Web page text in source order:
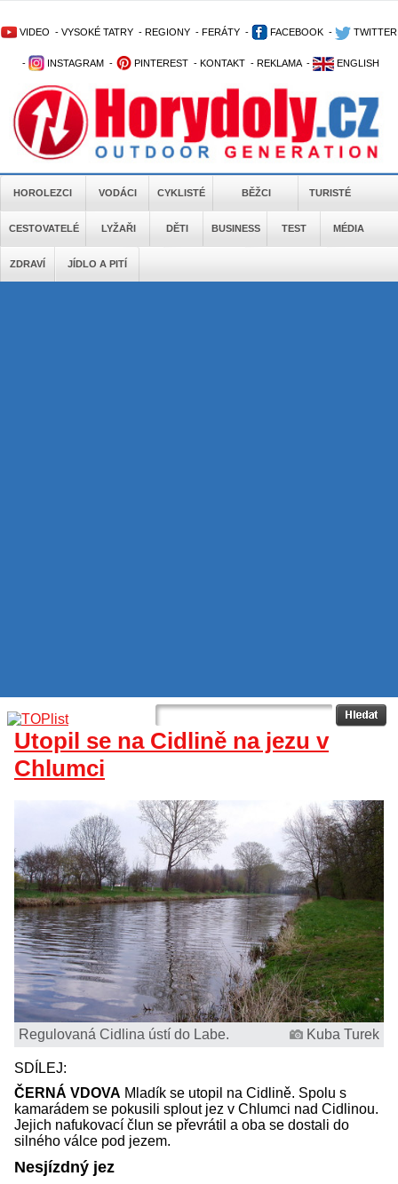
VIDEO - VYSOKÉ TATRY - REGIONY - FERÁTY - FACEBOOK - TWITTER
- INSTAGRAM - PINTEREST - KONTAKT - REKLAMA - ENGLISH
HOROLEZCI VODÁCI CYKLISTÉ BĚŽCI TURISTÉ
CESTOVATELÉ LYŽAŘI DĚTI BUSINESS TEST MÉDIA
ZDRAVÍ JÍDLO A PITÍ
Utopil se na Cidlině na jezu v
Chlumci
Regulovaná Cidlina ústí do Labe. Kuba Turek
SDÍLEJ:
ČERNÁ VDOVA Mladík se utopil na Cidlině. Spolu s
kamarádem se pokusili splout jez v Chlumci nad Cidlinou.
Jejich nafukovací člun se převrátil a oba se dostali do
silného válce pod jezem.
Nesjízdný jez